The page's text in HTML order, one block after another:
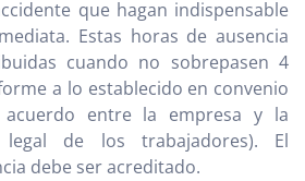
que hagan indispensable
Estas horas de ausencia
cuando no sobrepasen 4
a lo establecido en convenio
entre la empresa y la
legal de los trabajadores). El
debe ser acreditado.